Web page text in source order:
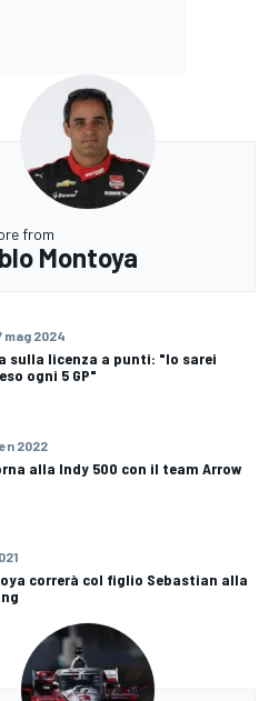
from
Montoya
mag 2024
sulla licenza a punti: "Io sarei
ogni 5 GP"
2022
alla Indy 500 con il team Arrow
correrà col figlio Sebastian alla